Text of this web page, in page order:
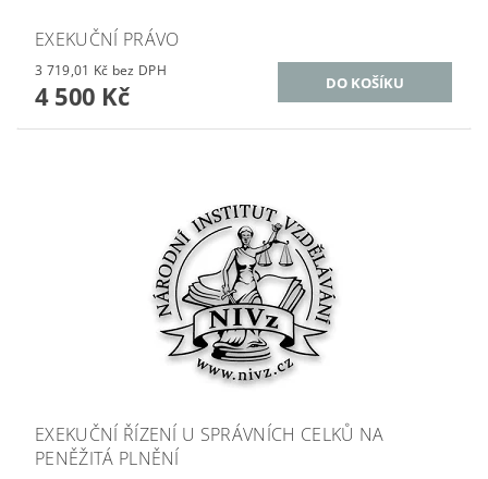
EXEKUČNÍ PRÁVO
3 719,01 Kč bez DPH
4 500 Kč
EXEKUČNÍ ŘÍZENÍ U SPRÁVNÍCH CELKŮ NA
PENĚŽITÁ PLNĚNÍ